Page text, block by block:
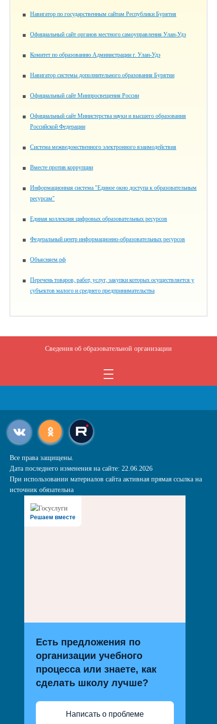
Навигатор по государственным сайтам Республики Бурятия
Официальный сайт органов местного самоуправления Улан-Удэ
Комитет по образованию Администрации г. Улан-Удэ
Навигатор системы дополнительного образования Бурятии
Официальный сайт Минпросвещения России
Официальный сайт Министерства науки и высшего образования
Российской Федерации
Система межведомственного электронного взаимодействия
Вместе против коррупции
Информационная система "Единое окно доступа к образовательным
ресурсам"
Единая коллекция цифровых образовательных ресурсов
Федеральный центр информационно-образовательных ресурсов
Объясняем.рф
Перечень товаров, работ, услуг, закупки которых осуществляется у
субъектов малого и среднего предпринимательства
Сведения об образовательной организации
Все права защищены.
Дата последнего изменения на сайте: 22.06.2026
При использовании материалов сайта активная прямая ссылка на
источник обязательна
Решаем вместе
Есть предложения по
организации учебного
процесса или знаете, как
сделать школу лучше?
Написать о проблеме